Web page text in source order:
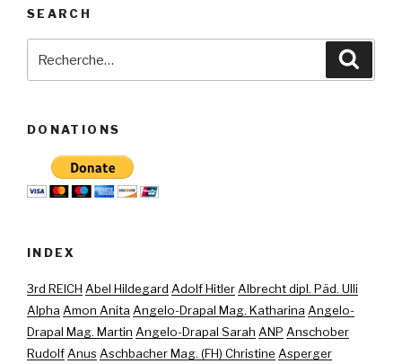
SEARCH
DONATIONS
INDEX
3rd REICH Abel Hildegard Adolf HitlerAlbrecht dipl. Päd. Ulli
Alpha Amon Anita Angelo-Drapal Mag. Katharina Angelo-
Drapal Mag. Martin Angelo-Drapal Sarah ANP Anschober
RudolfAnusAschbacher Mag. (FH) Christine Asperger